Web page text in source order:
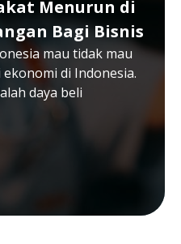
Menurun di
Bagi Bisnis
mau tidak mau
di Indonesia.
daya beli